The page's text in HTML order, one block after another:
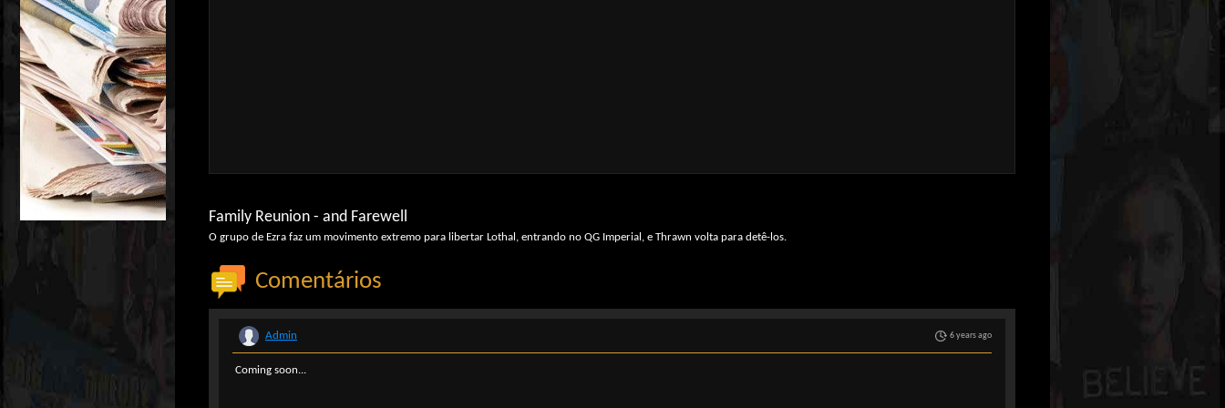
Family Reunion - and Farewell
O grupo de Ezra faz um movimento extremo para libertar Lothal, entrando no QG Imperial, e Thrawn volta para detê-los.
Comentários
6 years ago
Admin
Coming soon...